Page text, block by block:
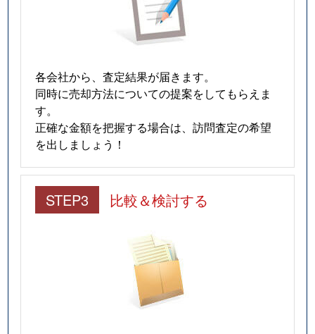
各会社から、査定結果が届きます。
同時に売却方法についての提案をしてもらえま
す。
正確な金額を把握する場合は、訪問査定の希望
を出しましょう！
STEP3 比較＆検討する